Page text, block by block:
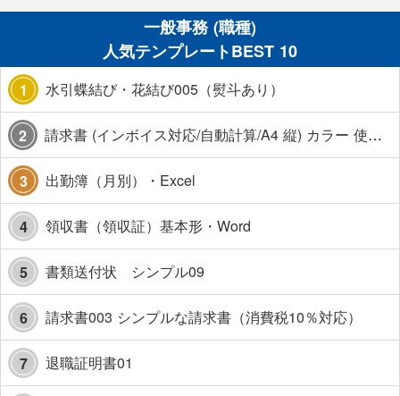
一般事務 (職種)
人気テンプレートBEST 10
1 水引蝶結び・花結び005（熨斗あり）
2 請求書 (インボイス対応/自動計算/A4 縦) カラー 使い方解説あり
3 出勤簿（月別）・Excel
4 領収書（領収証）基本形・Word
5 書類送付状 シンプル09
6 請求書003 シンプルな請求書（消費税10％対応）
7 退職証明書01